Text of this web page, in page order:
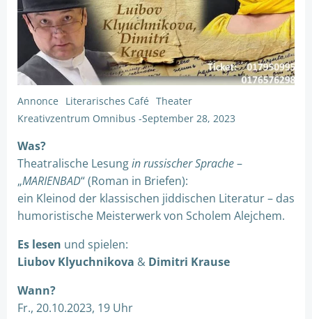
Annonce Literarisches Café Theater
Kreativzentrum Omnibus -September 28, 2023
Was?
Theatralische Lesungin russischer Sprache–
„MARIENBAD“ (Roman in Briefen):
ein Kleinod der klassischen jiddischen Literatur – das
humoristische Meisterwerk von Scholem Alejchem.
Es lesen und spielen:
Liubov Klyuchnikova & Dimitri Krause
Wann?
Fr., 20.10.2023, 19 Uhr